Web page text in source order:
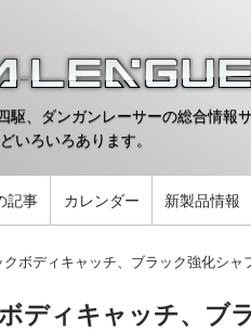
駆、ダンガンレーサーの総合情
いろいろあります。
記事 カレンダー 新製品情報
クボディキャッチ、ブラック強化シ
ディキャッチ、ブ